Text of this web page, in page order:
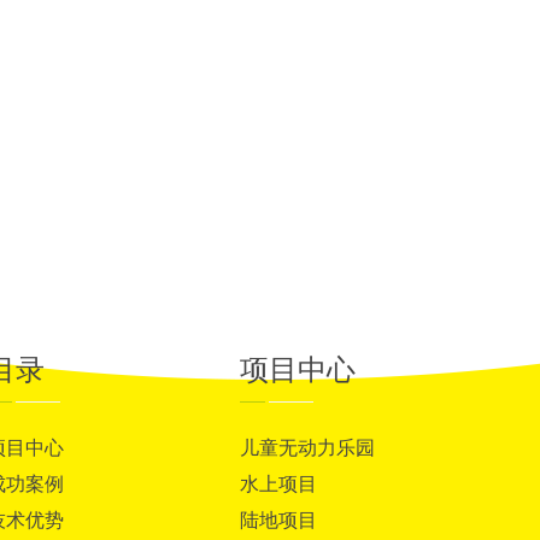
录
目中心
功案例
术优势
项目中心
儿童无动力乐园
水上项目
陆地项目